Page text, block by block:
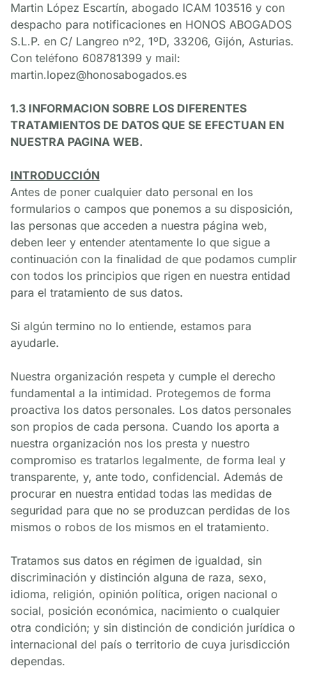
Martin López Escartín, abogado ICAM 103516 y con
despacho para notificaciones en HONOS ABOGADOS
S.L.P. en C/ Langreo nº2, 1ºD, 33206, Gijón, Asturias.
Con teléfono 608781399 y mail:
martin.lopez@honosabogados.es
1.3 INFORMACION SOBRE LOS DIFERENTES
TRATAMIENTOS DE DATOS QUE SE EFECTUAN EN
NUESTRA PAGINA WEB.
INTRODUCCIÓN
Antes de poner cualquier dato personal en los
formularios o campos que ponemos a su disposición,
las personas que acceden a nuestra página web,
deben leer y entender atentamente lo que sigue a
continuación con la finalidad de que podamos cumplir
con todos los principios que rigen en nuestra entidad
para el tratamiento de sus datos.
Si algún termino no lo entiende, estamos para
ayudarle.
Nuestra organización respeta y cumple el derecho
fundamental a la intimidad. Protegemos de forma
proactiva los datos personales. Los datos personales
son propios de cada persona. Cuando los aporta a
nuestra organización nos los presta y nuestro
compromiso es tratarlos legalmente, de forma leal y
transparente, y, ante todo, confidencial. Además de
procurar en nuestra entidad todas las medidas de
seguridad para que no se produzcan perdidas de los
mismos o robos de los mismos en el tratamiento.
Tratamos sus datos en régimen de igualdad, sin
discriminación y distinción alguna de raza, sexo,
idioma, religión, opinión política, origen nacional o
social, posición económica, nacimiento o cualquier
otra condición; y sin distinción de condición jurídica o
internacional del país o territorio de cuya jurisdicción
dependas.